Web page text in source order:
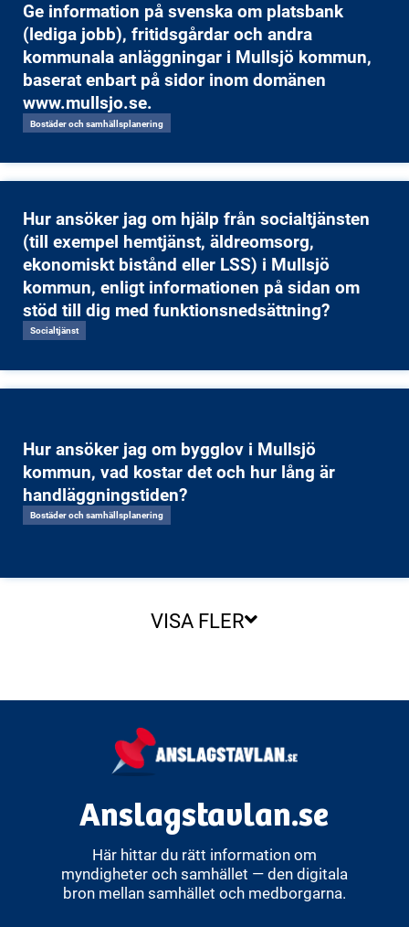
Ge information på svenska om platsbank
(lediga jobb), fritidsgårdar och andra
kommunala anläggningar i Mullsjö kommun,
baserat enbart på sidor inom domänen
www.mullsjo.se.
Bostäder och samhällsplanering
Hur ansöker jag om hjälp från socialtjänsten
(till exempel hemtjänst, äldreomsorg,
ekonomiskt bistånd eller LSS) i Mullsjö
kommun, enligt informationen på sidan om
stöd till dig med funktionsnedsättning?
Socialtjänst
Hur ansöker jag om bygglov i Mullsjö
kommun, vad kostar det och hur lång är
handläggningstiden?
Bostäder och samhällsplanering
VISA FLER
Anslagstavlan.se
Här hittar du rätt information om
myndigheter och samhället — den digitala
bron mellan samhället och medborgarna.